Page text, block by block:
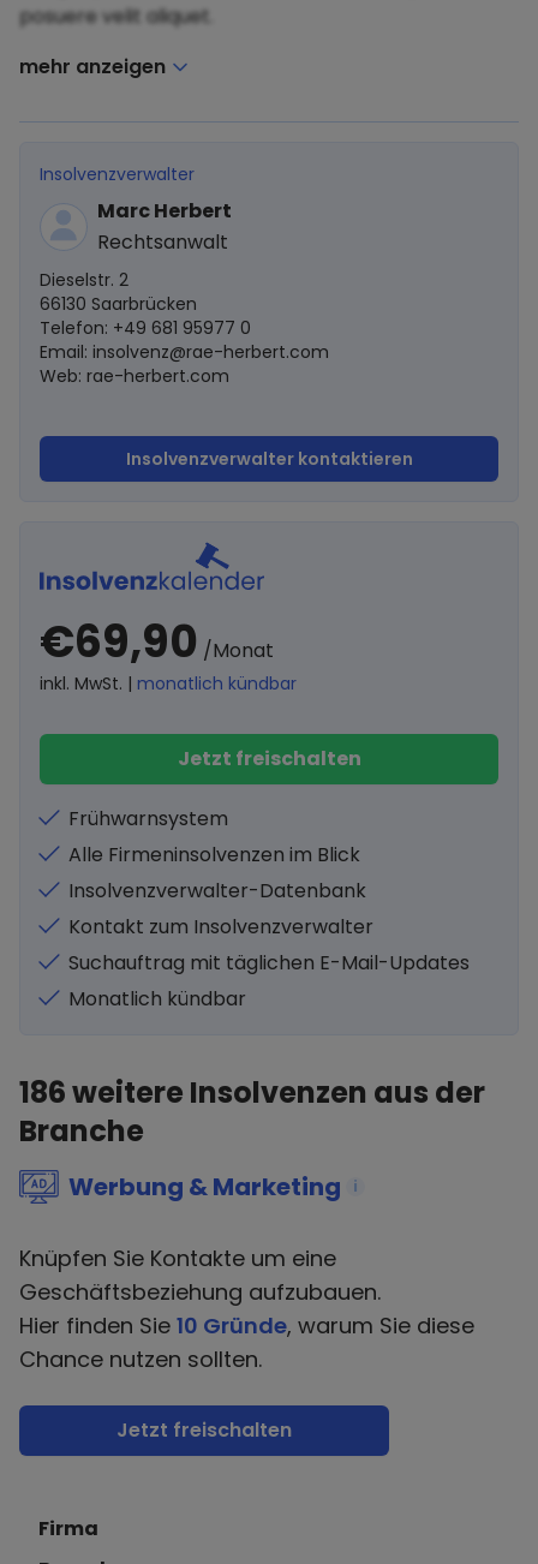
posuere velit aliquet.
mehr anzeigen
Insolvenzverwalter
Marc Herbert
Rechtsanwalt
Dieselstr. 2
66130 Saarbrücken
Telefon: +49 681 95977 0
Email: insolvenz@rae-herbert.com
Web: rae-herbert.com
Insolvenzverwalter kontaktieren
€69,90 /Monat
inkl. MwSt. | monatlich kündbar
Jetzt freischalten
Frühwarnsystem
Alle Firmeninsolvenzen im Blick
Insolvenzverwalter-Datenbank
Kontakt zum Insolvenzverwalter
Suchauftrag mit täglichen E-Mail-Updates
Monatlich kündbar
186weitere Insolvenzen aus der
Branche
Werbung & Marketing i
Knüpfen Sie Kontakte um eine
Geschäftsbeziehung aufzubauen.
Hier finden Sie 10 Gründe, warum Sie diese
Chance nutzen sollten.
Jetzt freischalten
Firma